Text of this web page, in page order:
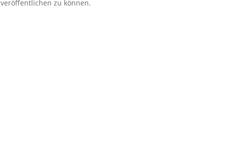
veröffentlichen zu können.